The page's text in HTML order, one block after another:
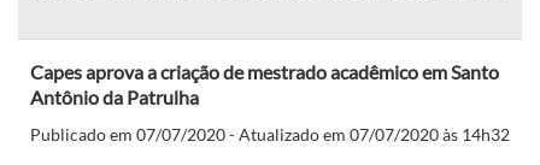
Capes aprova a criação de mestrado acadêmico em Santo
Antônio da Patrulha
Publicado em 07/07/2020 - Atualizado em 07/07/2020 às 14h32